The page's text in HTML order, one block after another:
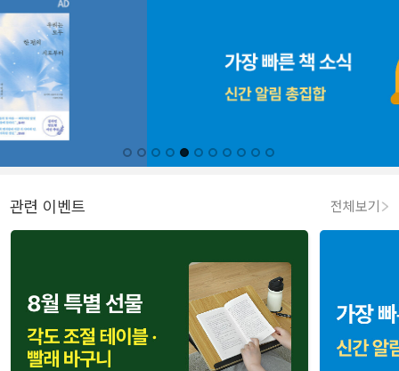
관련 이벤트 전체보기